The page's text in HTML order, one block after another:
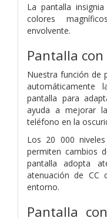
La pantalla
colores
envolvente.
Pantalla
Nuestra función de
pantalla para
ayuda a mejorar
teléfono en la
Los 20 000
permiten cambios
pantalla adopta
atenuación de CC
entorno.
Pantalla